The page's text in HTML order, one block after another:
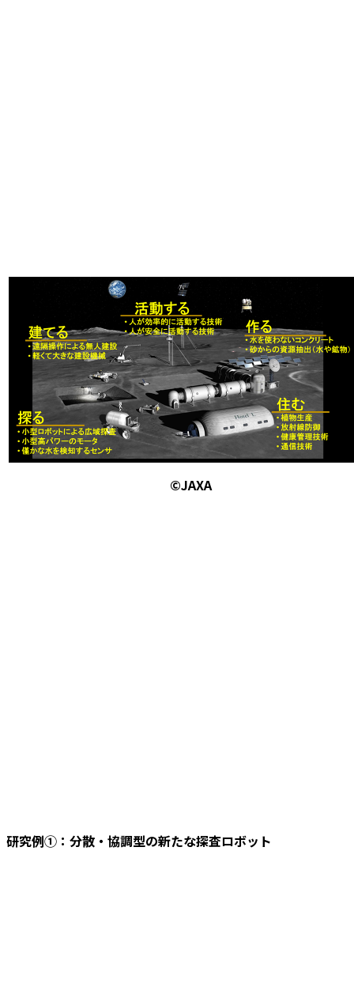
©JAXA
研究例①：分散・協調型の新たな探査ロボット